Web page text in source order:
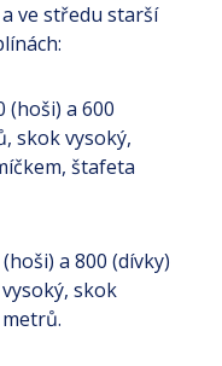
ve středu starší
(hoši) a 600
skok vysoký,
štafeta
a 800 (dívky)
skok